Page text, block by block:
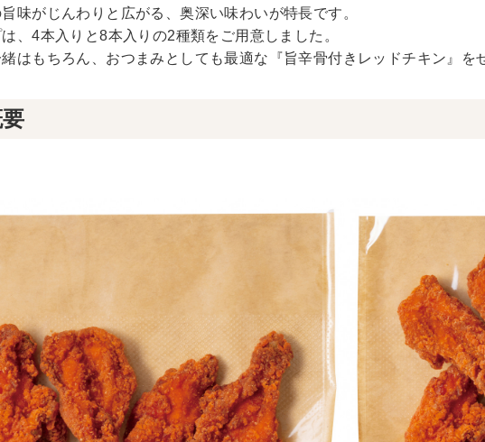
味がじんわりと広がる、奥深い味わいが特長です。
、4本入りと8本入りの2種類をご用意しました。
はもちろん、おつまみとしても最適な『旨辛骨付きレッドチキン』を